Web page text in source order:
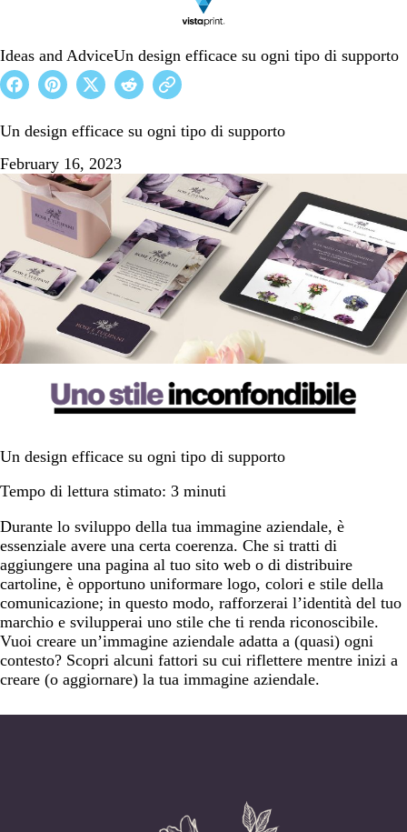
Ideas and AdviceUn design efficace su ogni tipo di supporto
Un design efficace su ogni tipo di supporto
February 16, 2023
Un design efficace su ogni tipo di supporto
Tempo di lettura stimato: 3 minuti
Durante lo sviluppo della tua immagine aziendale, è
essenziale avere una certa coerenza. Che si tratti di
aggiungere una pagina al tuo sito web o di distribuire
cartoline, è opportuno uniformare logo, colori e stile della
comunicazione; in questo modo, rafforzerai l’identità del tuo
marchio e svilupperai uno stile che ti renda riconoscibile.
Vuoi creare un’immagine aziendale adatta a (quasi) ogni
contesto? Scopri alcuni fattori su cui riflettere mentre inizi a
creare (o aggiornare) la tua immagine aziendale.